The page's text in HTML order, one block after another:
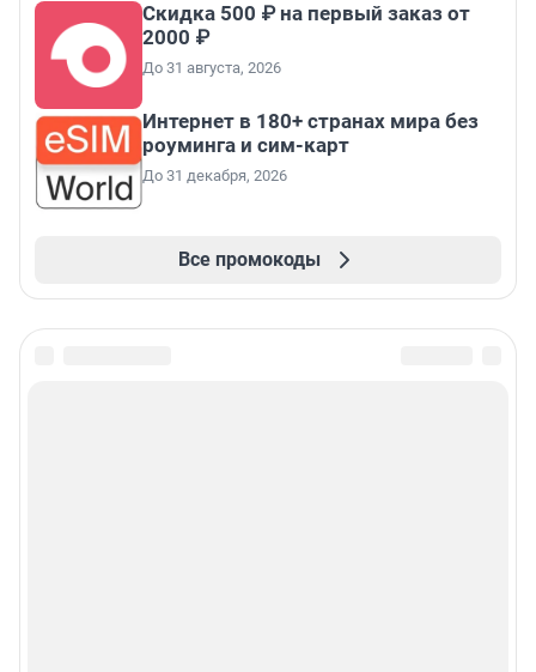
Скидка 500 ₽ на первый заказ от
2000 ₽
До 31 августа, 2026
Интернет в 180+ странах мира без
роуминга и сим-карт
До 31 декабря, 2026
Все промокоды